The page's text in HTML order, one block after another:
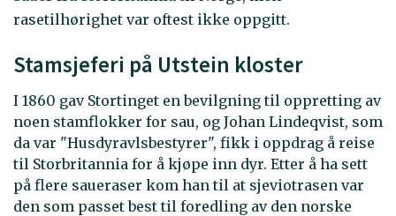
rasetilhørighet var oftest ikke oppgitt.
Stamsjeferi på Utstein kloster
I 1860 gav Stortinget en bevilgning til oppretting av
noen stamflokker for sau, og Johan Lindeqvist, som
da var "Husdyravlsbestyrer", fikk i oppdrag å reise
til Storbritannia for å kjøpe inn dyr. Etter å ha sett
på flere saueraser kom han til at sjeviotrasen var
den som passet best til foredling av den norske